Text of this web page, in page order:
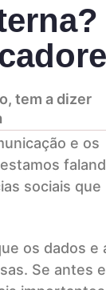
tem a dizer
e os
sociais que
os dados e
Se antes